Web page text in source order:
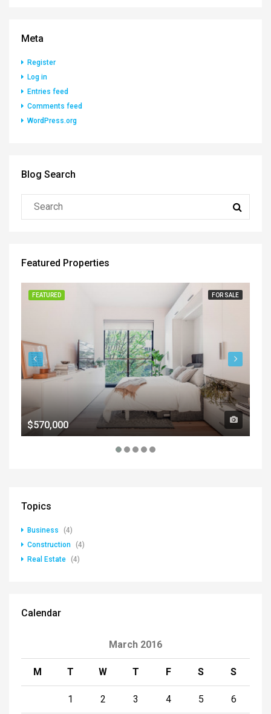
Meta
Register
Log in
Entries feed
Comments feed
WordPress.org
Blog Search
Featured Properties
FEATURED FOR SALE
$570,000
Topics
Business
(4)
Construction (4)
Real Estate (4)
Calendar
March 2016
M T W T F S S
1 2 3 4 5 6